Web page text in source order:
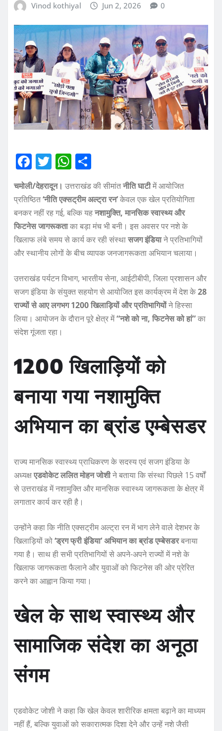
Vinod kothiyal Jun 2, 2026 0
F
a
c
e
b
o
o
k
T
it
te
r
W
at
s
A
p
p
h
a
re
चमोली/देहरादून। उत्तराखंड की सीमांतनीति घाटीमें आयोजित
प्रतिष्ठित‘नीति एक्सट्रीम अल्ट्रा रन’केवल एक खेल प्रतियोगिता
बनकर नहीं रह गई, बल्कि यहनशामुक्ति, मानसिक स्वास्थ्य और
फिटनेस जागरूकताका बड़ा मंच भी बनी। इस अवसर पर नशे के
खिलाफ लंबे समय से कार्य कर रही संस्थासजग इंडियाने प्रतिभागियों
और स्थानीय लोगों के बीच व्यापक जनजागरूकता अभियान चलाया।
उत्तराखंड पर्यटन विभाग, भारतीय सेना, आईटीबीपी, जिला प्रशासन और
सजग इंडिया के संयुक्त सहयोग से आयोजित इस कार्यक्रम में देश के28
राज्यों से आए लगभग 1200 खिलाड़ियों और प्रतिभागियोंने हिस्सा
लिया। आयोजन के दौरान पूरे क्षेत्र में“नशे को ना, फिटनेस को हां”का
संदेश गूंजता रहा।
1200 खिलाड़ियों को
बनाया गया नशामुक्ति
अभियान का ब्रांड एम्बेसडर
राज्य मानसिक स्वास्थ्य प्राधिकरण के सदस्य एवं सजग इंडिया के
अध्यक्षएडवोकेट ललित मोहन जोशीने बताया कि संस्था पिछले 15 वर्षों
से उत्तराखंड में नशामुक्ति और मानसिक स्वास्थ्य जागरूकता के क्षेत्र में
लगातार कार्य कर रही है।
उन्होंने कहा कि नीति एक्सट्रीम अल्ट्रा रन में भाग लेने वाले देशभर के
खिलाड़ियों को‘ड्रग फ्री इंडिया’ अभियान का ब्रांड एम्बेसडरबनाया
गया है। साथ ही सभी प्रतिभागियों से अपने-अपने राज्यों में नशे के
खिलाफ जागरूकता फैलाने और युवाओं को फिटनेस की ओर प्रेरित
करने का आह्वान किया गया।
खेल के साथ स्वास्थ्य और
सामाजिक संदेश का अनूठा
संगम
एडवोकेट जोशी ने कहा कि खेल केवल शारीरिक क्षमता बढ़ाने का माध्यम
नहीं हैं, बल्कि युवाओं को सकारात्मक दिशा देने और उन्हें नशे जैसी